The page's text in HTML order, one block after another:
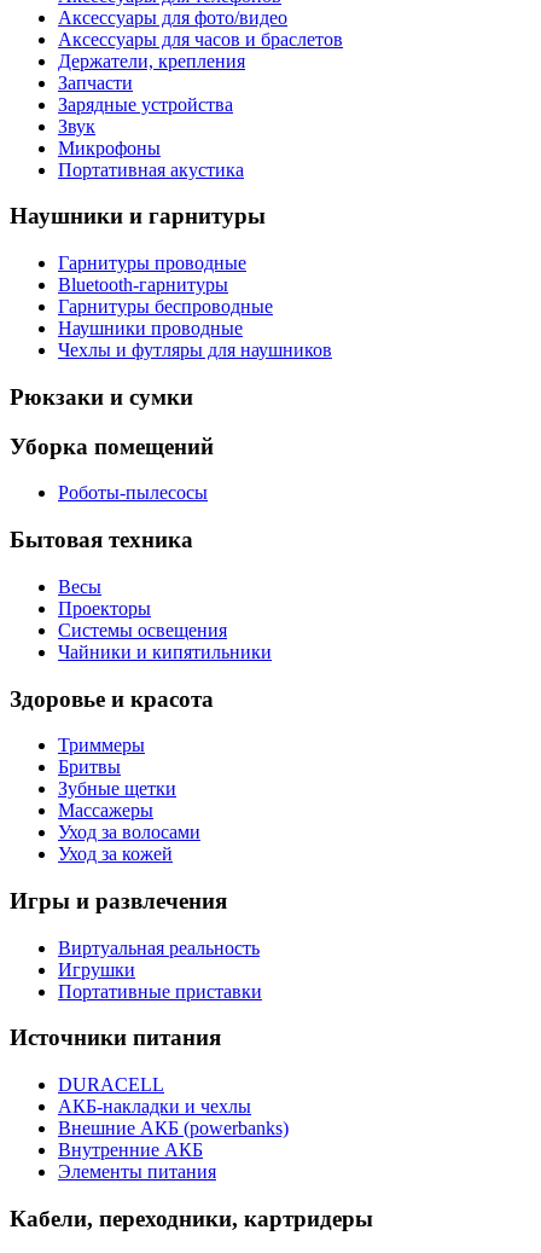
Аксессуары для фото/видео
Аксессуары для часов и браслетов
Держатели, крепления
Запчасти
Зарядные устройства
Звук
Микрофоны
Портативная акустика
Наушники и гарнитуры
Гарнитуры проводные
Bluetooth-гарнитуры
Гарнитуры беспроводные
Наушники проводные
Чехлы и футляры для наушников
Рюкзаки и сумки
Уборка помещений
Роботы-пылесосы
Бытовая техника
Весы
Проекторы
Системы освещения
Чайники и кипятильники
Здоровье и красота
Триммеры
Бритвы
Зубные щетки
Массажеры
Уход за волосами
Уход за кожей
Игры и развлечения
Виртуальная реальность
Игрушки
Портативные приставки
Источники питания
DURACELL
АКБ-накладки и чехлы
Внешние АКБ (powerbanks)
Внутренние АКБ
Элементы питания
Кабели, переходники, картридеры